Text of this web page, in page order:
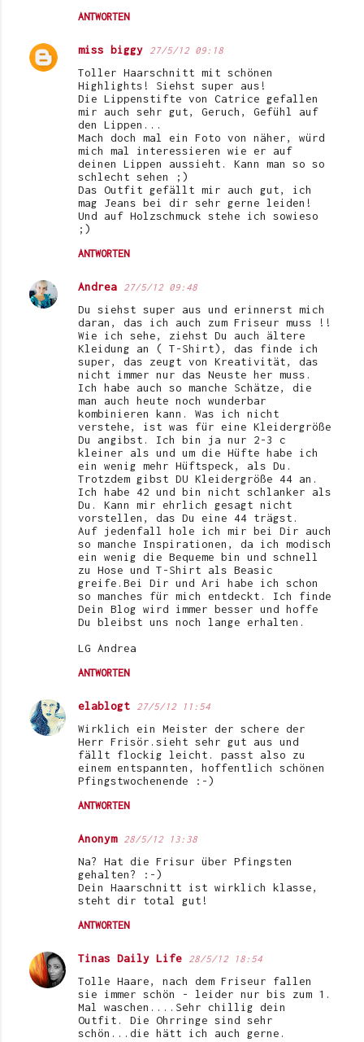
ANTWORTEN
miss biggy 27/5/12 09:18
Toller Haarschnitt mit schönen
Highlights! Siehst super aus!
Die Lippenstifte von Catrice gefallen
mir auch sehr gut, Geruch, Gefühl auf
den Lippen...
Mach doch mal ein Foto von näher, würd
mich mal interessieren wie er auf
deinen Lippen aussieht. Kann man so so
schlecht sehen ;)
Das Outfit gefällt mir auch gut, ich
mag Jeans bei dir sehr gerne leiden!
Und auf Holzschmuck stehe ich sowieso
;)
ANTWORTEN
Andrea 27/5/12 09:48
Du siehst super aus und erinnerst mich
daran, das ich auch zum Friseur muss !!
Wie ich sehe, ziehst Du auch ältere
Kleidung an ( T-Shirt), das finde ich
super, das zeugt von Kreativität, das
nicht immer nur das Neuste her muss.
Ich habe auch so manche Schätze, die
man auch heute noch wunderbar
kombinieren kann. Was ich nicht
verstehe, ist was für eine Kleidergröße
Du angibst. Ich bin ja nur 2-3 c
kleiner als und um die Hüfte habe ich
ein wenig mehr Hüftspeck, als Du.
Trotzdem gibst DU Kleidergröße 44 an.
Ich habe 42 und bin nicht schlanker als
Du. Kann mir ehrlich gesagt nicht
vorstellen, das Du eine 44 trägst.
Auf jedenfall hole ich mir bei Dir auch
so manche Inspirationen, da ich modisch
ein wenig die Bequeme bin und schnell
zu Hose und T-Shirt als Beasic
greife.Bei Dir und Ari habe ich schon
so manches für mich entdeckt. Ich finde
Dein Blog wird immer besser und hoffe
Du bleibst uns noch lange erhalten.
LG Andrea
ANTWORTEN
elablogt 27/5/12 11:54
Wirklich ein Meister der schere der
Herr Frisör.sieht sehr gut aus und
fällt flockig leicht. passt also zu
einem entspannten, hoffentlich schönen
Pfingstwochenende :-)
ANTWORTEN
Anonym 28/5/12 13:38
Na? Hat die Frisur über Pfingsten
gehalten? :-)
Dein Haarschnitt ist wirklich klasse,
steht dir total gut!
ANTWORTEN
Tinas Daily Life 28/5/12 18:54
Tolle Haare, nach dem Friseur fallen
sie immer schön - leider nur bis zum 1.
Mal waschen....Sehr chillig dein
Outfit. Die Ohrringe sind sehr
schön...die hätt ich auch gerne.